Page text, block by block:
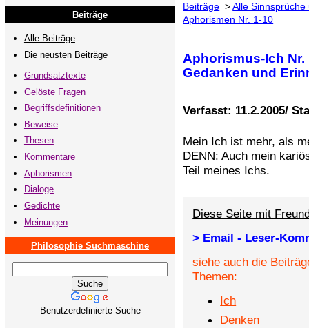
Beiträge
Alle Beiträge
Die neusten Beiträge
Grundsatztexte
Gelöste Fragen
Begriffsdefinitionen
Beweise
Thesen
Kommentare
Aphorismen
Dialoge
Gedichte
Meinungen
Philosophie Suchmaschine
Benutzerdefinierte Suche
Beiträge >Alle
Aphorismen Nr. 1-10
Aphorismus-Ich Nr.
Gedanken und
Verfasst: 11.2.2005/
Mein Ich ist mehr, als
DENN: Auch mein
Teil meines Ichs.
Diese Seite mit
> Email - Leser-
siehe auch die
Themen:
Ich
Denken